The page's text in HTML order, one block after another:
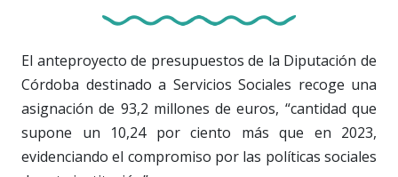
El anteproyecto de presupuestos de la Diputación de
Córdoba destinado a Servicios Sociales recoge una
asignación de 93,2 millones de euros, “cantidad que
supone un 10,24 por ciento más que en 2023,
evidenciando el compromiso por las políticas sociales